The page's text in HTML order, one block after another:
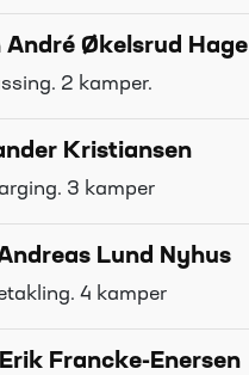
Økelsrud
2 kamper.
Kristiansen
3 kamper
Lund Nyhus
4 kamper
Francke-Enersen